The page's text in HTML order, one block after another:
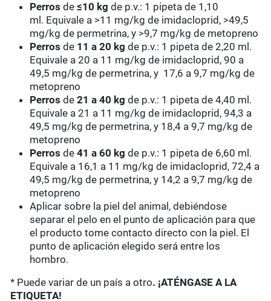
Perrosde≤10 kg de p.v.: 1 pipeta de 1,10
ml. Equivale a >11 mg/kg de imidacloprid, >49,5
mg/kg de permetrina, y >9,7 mg/kg de metopreno
Perros de 11 a 20 kg de p.v.: 1 pipeta de 2,20 ml.
Equivale a 20 a 11 mg/kg de imidacloprid, 90 a
49,5 mg/kg de permetrina, y 17,6 a 9,7 mg/kg de
metopreno
Perros de21 a 40 kg de p.v.: 1 pipeta de 4,40 ml.
Equivale a 21 a 11 mg/kg de imidacloprid, 94,3 a
49,5 mg/kg de permetrina, y 18,4 a 9,7 mg/kg de
metopreno
Perros de41 a 60 kg de p.v.: 1 pipeta de 6,60 ml.
Equivale a 16,1 a 11 mg/kg de imidacloprid, 72,4 a
49,5 mg/kg de permetrina, y 14,2 a 9,7 mg/kg de
metopreno
Aplicar sobre la piel del animal, debiéndose
separar el pelo en el punto de aplicación para que
el producto tome contacto directo con la piel. El
punto de aplicación elegido será entre los
hombro.
* Puede variar de un país a otro. ¡ATÉNGASE A LA
ETIQUETA!